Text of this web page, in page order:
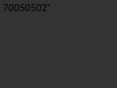
70050502"